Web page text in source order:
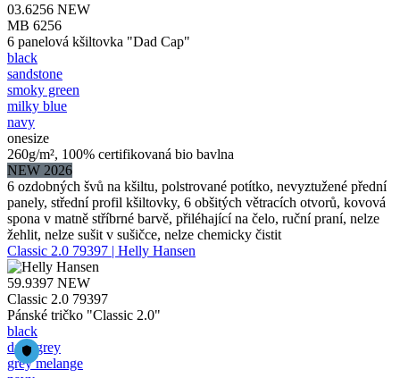
03.6256 NEW
MB 6256
6 panelová kšiltovka "Dad Cap"
black
sandstone
smoky green
milky blue
navy
onesize
260g/m², 100% certifikovaná bio bavlna
NEW 2026
6 ozdobných švů na kšiltu, polstrované potítko, nevyztužené přední
panely, střední profil kšiltovky, 6 obšitých větracích otvorů, kovová
spona v matně stříbrné barvě, přiléhající na čelo, ruční praní, nelze
žehlit, nelze sušit v sušičce, nelze chemicky čistit
Classic 2.0 79397 | Helly Hansen
59.9397 NEW
Classic 2.0 79397
Pánské tričko "Classic 2.0"
black
dark grey
grey melange